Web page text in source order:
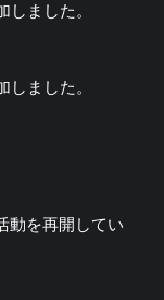
ました。
ました。
動を再開してい